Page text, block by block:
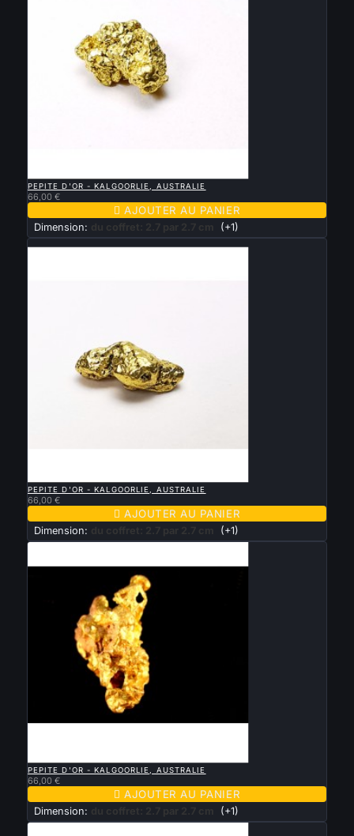
PEPITE D'OR - KALGOORLIE, AUSTRALIE
66,00 €
 AJOUTER AU PANIER
Dimension: du coffret: 2.7 par 2.7 cm (+1)
Nouveau
PEPITE D'OR - KALGOORLIE, AUSTRALIE
66,00 €
 AJOUTER AU PANIER
Dimension: du coffret: 2.7 par 2.7 cm (+1)
PEPITE D'OR - KALGOORLIE, AUSTRALIE
66,00 €
 AJOUTER AU PANIER
Dimension: du coffret: 2.7 par 2.7 cm (+1)